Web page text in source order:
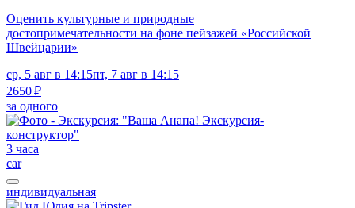
Оценить культурные и природные
достопримечательности на фоне пейзажей «Российской
Швейцарии»
ср, 5 авг в 14:15пт, 7 авг в 14:15
2650 ₽
за одного
3 часа
car
индивидуальная